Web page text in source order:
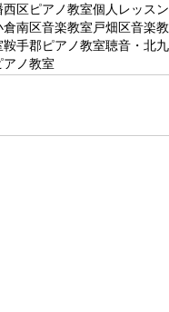
西区ピアノ教室個人レッスン
倉南区音楽教室 戸畑区音楽
鞍手郡ピアノ教室聴音・北
ノ教室